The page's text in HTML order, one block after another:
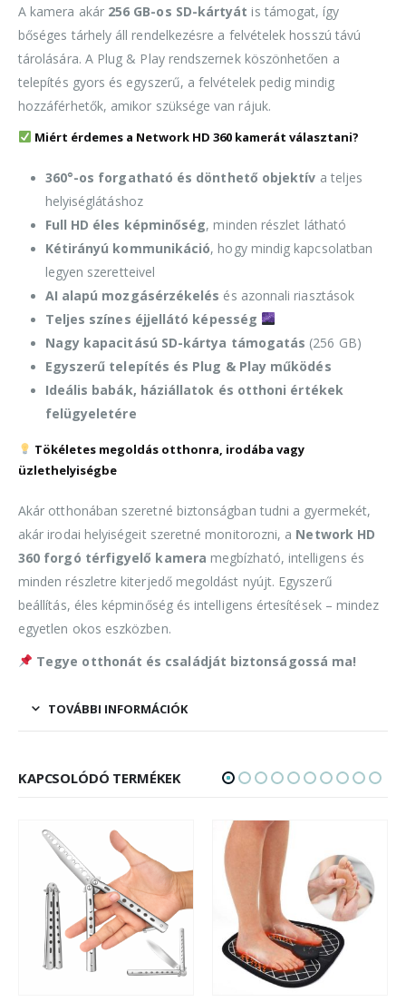
A kamera akár 256 GB-os SD-kártyát is támogat, így
bőséges tárhely áll rendelkezésre a felvételek hosszú távú
tárolására. A Plug & Play rendszernek köszönhetően a
telepítés gyors és egyszerű, a felvételek pedig mindig
hozzáférhetők, amikor szüksége van rájuk.
Miért érdemes a Network HD 360 kamerát választani?
360°-os forgatható és dönthető objektív a teljes
helyiséglátáshoz
Full HD éles képminőség, minden részlet látható
Kétirányú kommunikáció, hogy mindig kapcsolatban
legyen szeretteivel
AI alapú mozgásérzékelés és azonnali riasztások
Teljes színes éjjellátó képesség
Nagy kapacitású SD-kártya támogatás (256 GB)
Egyszerű telepítés és Plug & Play működés
Ideális babák, háziállatok és otthoni értékek
felügyeletére
Tökéletes megoldás otthonra, irodába vagy
üzlethelyiségbe
Akár otthonában szeretné biztonságban tudni a gyermekét,
akár irodai helyiségeit szeretné monitorozni, a Network HD
360 forgó térfigyelő kamera megbízható, intelligens és
minden részletre kiterjedő megoldást nyújt. Egyszerű
beállítás, éles képminőség és intelligens értesítések – mindez
egyetlen okos eszközben.
Tegye otthonát és családját biztonságossá ma!
TOVÁBBI INFORMÁCIÓK
KAPCSOLÓDÓ TERMÉKEK